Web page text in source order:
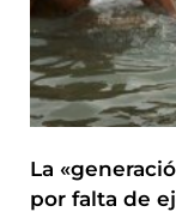
La
por falta de